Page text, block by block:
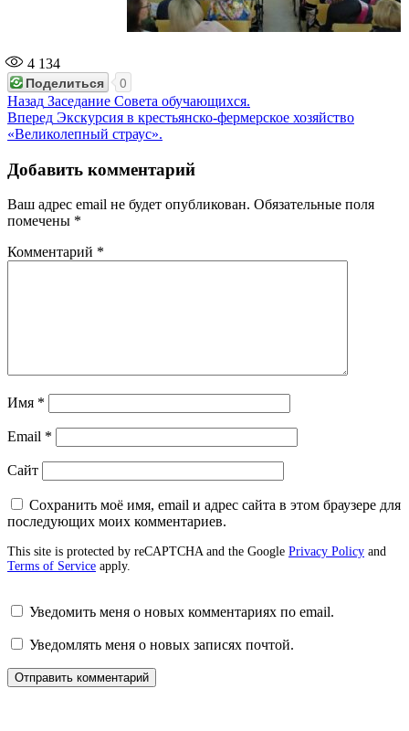
4 134
Поделиться 0
Навигация
по
Назад Предыдущая
запись:
Заседание Совета обучающихся.
Вперед Следующая
запись:
Экскурсия в крестьянско-фермерское хозяйство
«Великолепный страус».
Добавить комментарий
Ваш адрес email не будет опубликован. Обязательные поля
помечены *
Комментарий *
Имя *
Email *
Сайт
Сохранить моё имя, email и адрес сайта в этом браузере для
последующих моих комментариев.
This site is protected by reCAPTCHA and the Google Privacy Policy and
Terms of Service apply.
Уведомить меня о новых комментариях по email.
Уведомлять меня о новых записях почтой.